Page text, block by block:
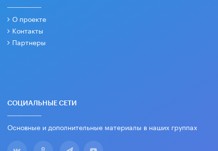
О проекте
Контакты
Партнеры
СОЦИАЛЬНЫЕ СЕТИ
Основные и дополнительные материалы в наших группах